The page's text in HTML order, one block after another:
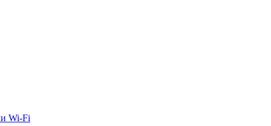
Wi-Fi